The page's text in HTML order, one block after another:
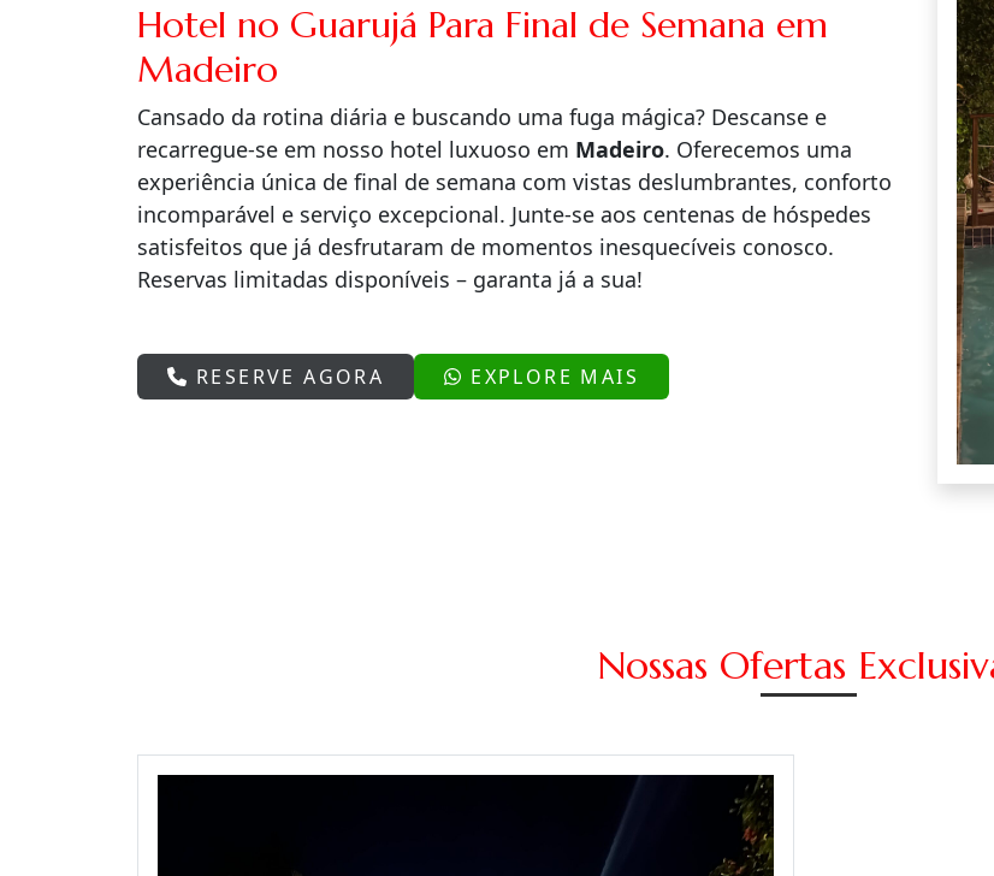
Hotel no Guarujá Para Final de Semana em
Madeiro
Cansado da rotina diária e buscando uma fuga mágica? Descanse e
recarregue-se em nosso hotel luxuoso em Madeiro. Oferecemos uma
experiência única de final de semana com vistas deslumbrantes, conforto
incomparável e serviço excepcional. Junte-se aos centenas de hóspedes
satisfeitos que já desfrutaram de momentos inesquecíveis conosco.
Reservas limitadas disponíveis – garanta já a sua!
RESERVE AGORA EXPLORE MAIS
Nossas Ofertas